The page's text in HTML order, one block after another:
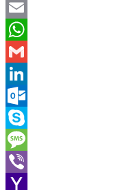
Twitter
Email
WhatsApp
Gmail
LinkedIn
Outlook.com
Skype
Message
Viber